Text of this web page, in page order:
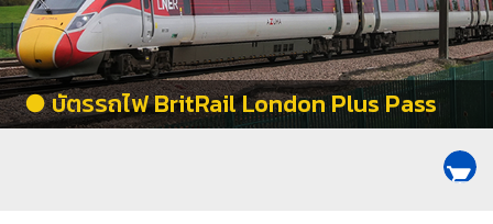
● บัตรรถไฟ BritRail London Plus Pass
shopping_cart